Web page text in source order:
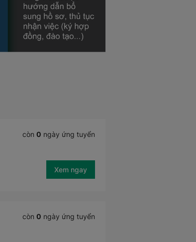
còn 0 ngày ứng tuyển
Xem ngay
còn 0 ngày ứng tuyển